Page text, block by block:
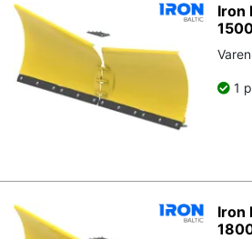
Iron
1
Iron